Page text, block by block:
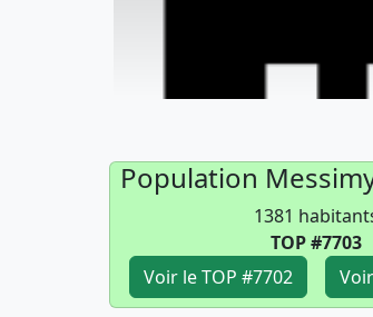
Population
1381
TOP #7703
Voir le TOP #7702